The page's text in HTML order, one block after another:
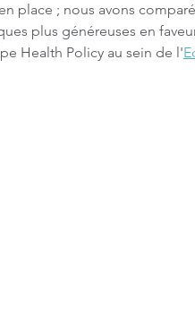
place ; nous avons
plus généreuses en
Health Policy au sein de l'